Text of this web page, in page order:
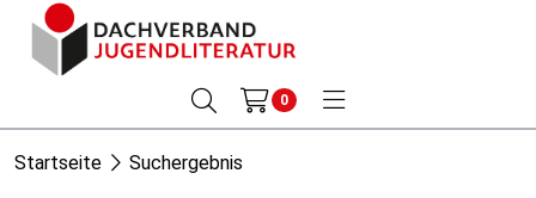
0
Startseite Suchergebnis